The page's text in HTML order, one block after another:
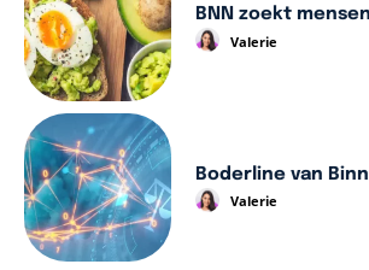
BNN zoekt
Valerie
Boderline van
Valerie